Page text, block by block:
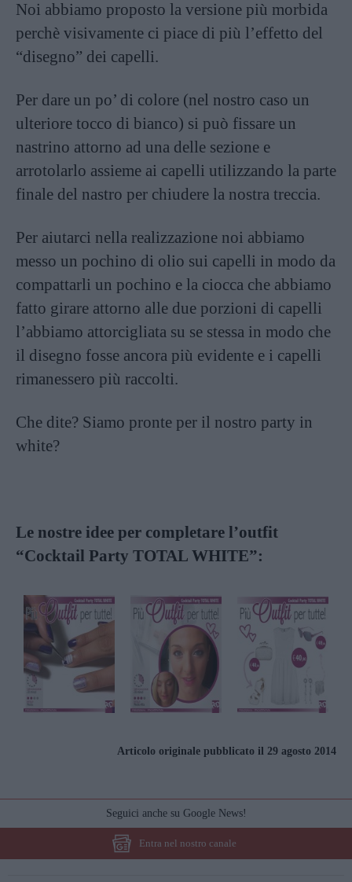
Noi abbiamo proposto la versione più morbida
perchè visivamente ci piace di più l’effetto del
“disegno” dei capelli.
Per dare un po’ di colore (nel nostro caso un
ulteriore tocco di bianco) si può fissare un
nastrino attorno ad una delle sezione e
arrotolarlo assieme ai capelli utilizzando la parte
finale del nastro per chiudere la nostra treccia.
Per aiutarci nella realizzazione noi abbiamo
messo un pochino di olio sui capelli in modo da
compattarli un pochino e la ciocca che abbiamo
fatto girare attorno alle due porzioni di capelli
l’abbiamo attorcigliata su se stessa in modo che
il disegno fosse ancora più evidente e i capelli
rimanessero più raccolti.
Che dite? Siamo pronte per il nostro party in
white?
Le nostre idee per completare l’outfit
“Cocktail Party TOTAL WHITE”:
Articolo originale pubblicato il 29 agosto 2014
Seguici anche su Google News!
Entra nel nostro canale